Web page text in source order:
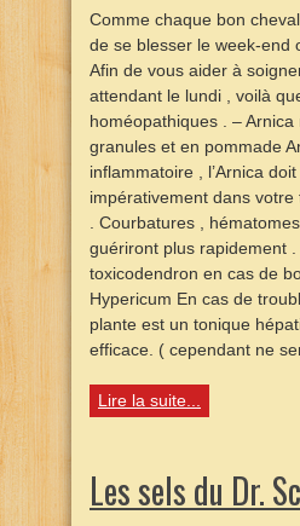
Comme chaque bon
de se blesser le week-end
Afin de vous aider à
attendant le lundi , voilà
homéopathiques . – Arnica
granules et en pommade
inflammatoire , l’Arnica
impérativement dans
. Courbatures ,
guériront plus rapidement
toxicodendron en cas de
Hypericum En cas de
plante est un tonique
efficace. ( cependant ne
Lire la suite...
Les sels du Dr.